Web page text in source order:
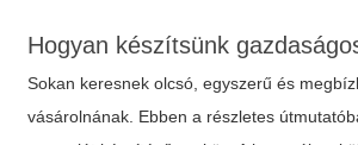
Hogyan készítsünk
Sokan keresnek olcsó, egyszerű és
vásárolnának. Ebben a részletes